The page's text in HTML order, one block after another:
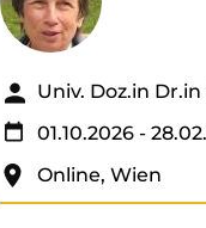
Univ. Doz.in
01.10.2026 -
Online, Wien